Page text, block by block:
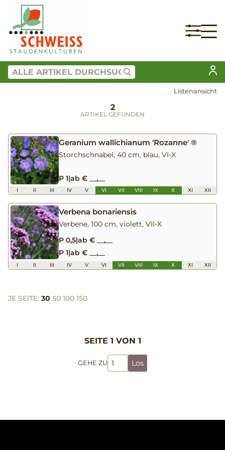
Listenansicht
2
ARTIKEL GEFUNDEN
Geranium wallichianum 'Rozanne' ®
Storchschnabel, 40 cm, blau, VI-X
P 1|ab € __,__
I II III IV V VI VII VIII IX X XI XII
Verbena bonariensis
Verbene, 100 cm, violett, VII-X
P 0,5|ab € __,__
P 1|ab € __,__
I II III IV V VI VII VIII IX X XI XII
JE SEITE: 30 50 100 150
SEITE 1 VON 1
GEHE ZU Los